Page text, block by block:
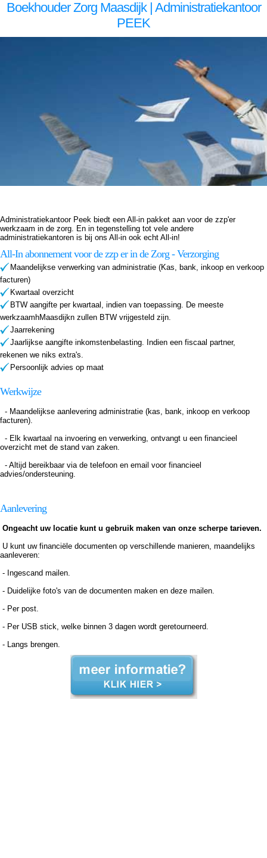
Boekhouder Zorg Maasdijk | Administratiekantoor
PEEK
Administratiekantoor Peek biedt een All-in pakket aan voor de zzp'er
werkzaam in de zorg. En in tegenstelling tot vele andere
administratiekantoren is bij ons All-in ook echt All-in!
All-In abonnement voor de zzp er in de Zorg - Verzorging
Maandelijkse verwerking van administratie (Kas, bank, inkoop en verkoop
facturen)
Kwartaal overzicht
BTW aangifte per kwartaal, indien van toepassing. De meeste
werkzaamhMaasdijkn zullen BTW vrijgesteld zijn.
Jaarrekening
Jaarlijkse aangifte inkomstenbelasting. Indien een fiscaal partner,
rekenen we niks extra's.
Persoonlijk advies op maat
Werkwijze
- Maandelijkse aanlevering administratie (kas, bank, inkoop en verkoop
facturen).
- Elk kwartaal na invoering en verwerking, ontvangt u een financieel
overzicht met de stand van zaken.
- Altijd bereikbaar via de telefoon en email voor financieel
advies/ondersteuning.
Aanlevering
Ongeacht uw locatie kunt u gebruik maken van onze scherpe tarieven.
U kunt uw financiële documenten op verschillende manieren, maandelijks
aanleveren:
- Ingescand mailen.
- Duidelijke foto's van de documenten maken en deze mailen.
- Per post.
- Per USB stick, welke binnen 3 dagen wordt geretourneerd.
- Langs brengen.